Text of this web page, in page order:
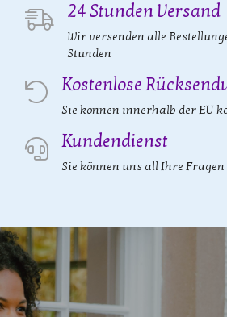
24 Stunden Versand
Wir versenden alle
Stunden
Kostenlose
Sie können innerhalb der EU
Kundendienst
Sie können uns all Ihre Fragen